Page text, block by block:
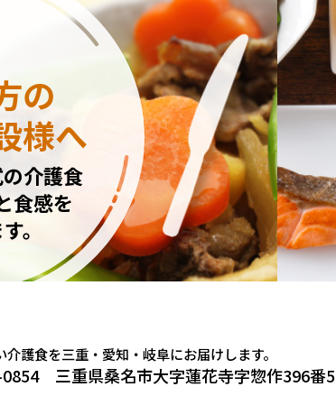
の
様へ
介護食
食感を
。
介護食を三重・愛知・岐阜にお届けします。
0854 三重県桑名市大字蓮花寺字惣作396番5